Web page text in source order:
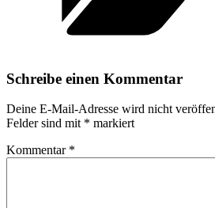
Schreibe einen Kommentar
Deine E-Mail-Adresse wird nicht
Felder sind mit * markiert
Kommentar *